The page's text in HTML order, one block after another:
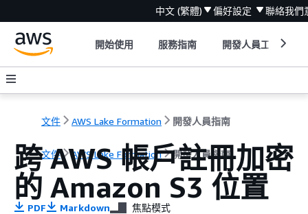
中文 (繁體) 偏好設定 聯絡我們
開始使用 服務指南 開發人員工具
文件 AWS Lake Formation 開發人員指南
文件 AWS Lake Formation 開發人員指南
跨 AWS 帳戶註冊加密
的 Amazon S3 位置
PDF Markdown 焦點模式